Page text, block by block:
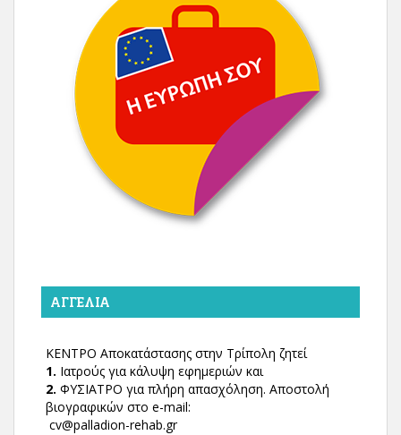
ΑΓΓΕΛΊΑ
ΚΕΝΤΡΟ Αποκατάστασης στην Τρίπολη ζητεί
1. Ιατρούς για κάλυψη εφημεριών και
2. ΦΥΣΙΑΤΡΟ για πλήρη απασχόληση. Αποστολή
βιογραφικών στο e-mail:
cv@palladion-rehab.gr